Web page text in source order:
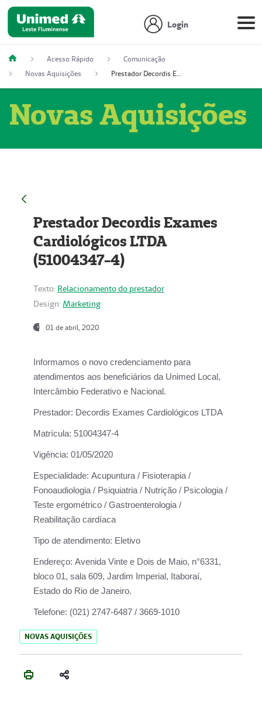
Login
Acesso Rápido
Comunicação
Novas Aquisições
Prestador Decordis Exames Cardiológicos LTDA (51004347-4)
Novas Aquisições
Prestador Decordis Exames
Cardiológicos LTDA
(51004347-4)
Texto: Relacionamento do prestador
Design: Marketing
01 de abril, 2020
Informamos o novo credenciamento para
atendimentos aos beneficiários da Unimed Local,
Intercâmbio Federativo e Nacional.
Prestador: Decordis Exames Cardiológicos LTDA
Matrícula: 51004347-4
Vigência: 01/05/2020
Especialidade: Acupuntura / Fisioterapia /
Fonoaudiologia / Psiquiatria / Nutrição / Psicologia /
Teste ergométrico / Gastroenterologia /
Reabilitação cardíaca
Tipo de atendimento: Eletivo
Endereço: Avenida Vinte e Dois de Maio, n°6331,
bloco 01, sala 609, Jardim Imperial, Itaboraí,
Estado do Rio de Janeiro.
Telefone: (021) 2747-6487 / 3669-1010
NOVAS AQUISIÇÕES